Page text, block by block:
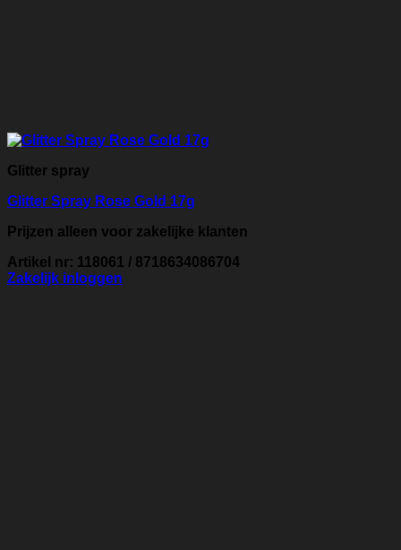
Glitter spray
Glitter Spray Rose Gold 17g
Prijzen alleen voor zakelijke klanten
Artikel nr: 118061 / 8718634086704
Zakelijk inloggen